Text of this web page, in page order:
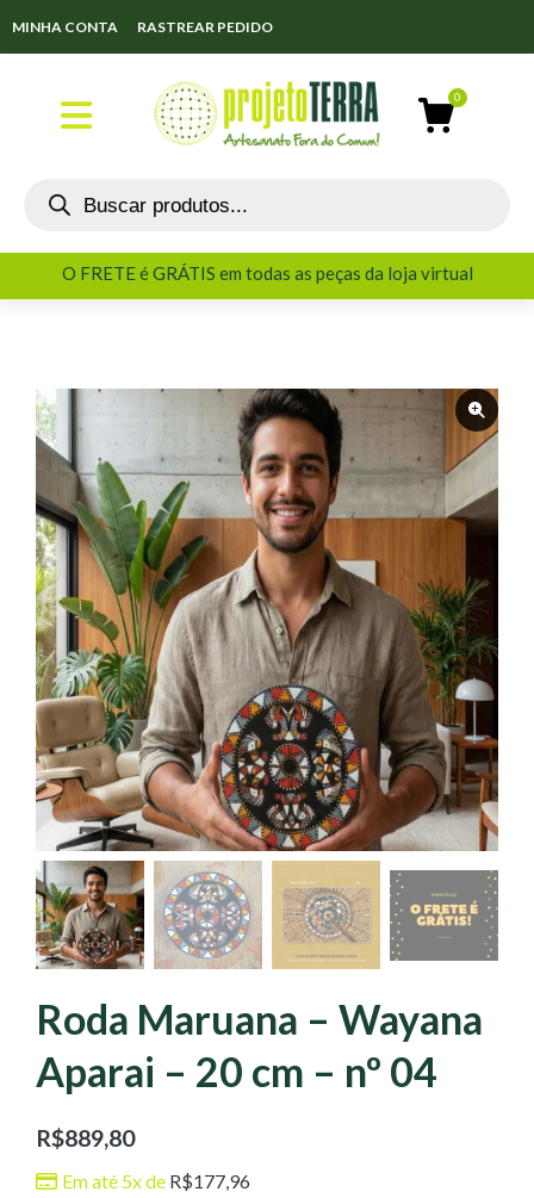
MINHA CONTA RASTREAR PEDIDO
O FRETE é GRÁTIS em todas as peças da loja virtual
O FRETE é GRÁTIS em todas as peças da loja virtual
Roda Maruana – Wayana
Aparai – 20 cm – nº 04
R$889,80
Em até 5x de R$177,96